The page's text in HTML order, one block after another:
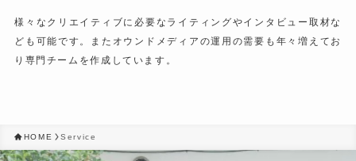
様々なクリエイティブに必要なライティングやインタビュー取材な
ども可能です。またオウンドメディアの運用の需要も年々増えてお
り専門チームを作成しています。
HOME Service